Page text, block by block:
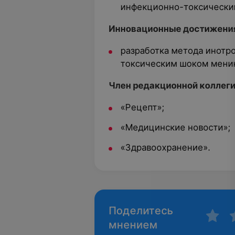
инфекционно-
Инновационные
разработка метода
токсическим шоком
Член редакционной
«Рецепт»;
«Медицинские новости»;
«Здравоохранение».
Поделитесь
мнением